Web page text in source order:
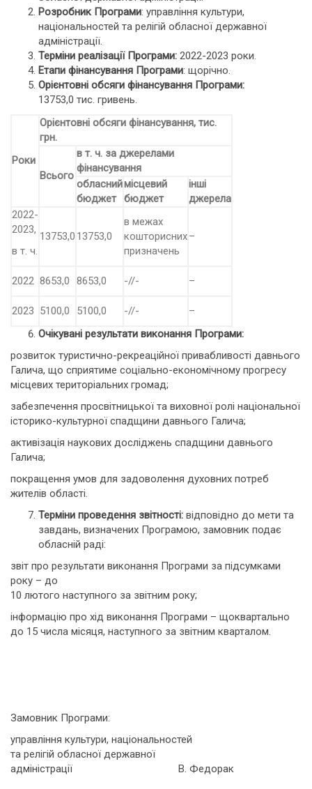
Розробник Програми: управління культури,
національностей та релігій обласної державної
адміністрації.
Терміни реалізації Програми: 2022-2023 роки.
Етапи фінансування Програми: щорічно.
Орієнтовні обсяги фінансування Програми:
13753,0 тис. гривень.
Роки
Орієнтовні обсяги фінансування, тис.
грн.
Всього
в т. ч. за джерелами
фінансування
обласний
бюджет
місцевий
бюджет
інші
джерела
2022-
2023,
в т. ч.
13753,0 13753,0
в межах
кошторисних
призначень
–
2022 8653,0 8653,0 -//- –
2023 5100,0 5100,0 -//-
–
Очікувані результати виконання Програми:
розвиток туристично-рекреаційної привабливості давнього
Галича, що сприятиме соціально-економічному прогресу
місцевих територіальних громад;
забезпечення просвітницької та виховної ролі національної
історико-культурної спадщини давнього Галича;
активізація наукових досліджень спадщини давнього
Галича;
покращення умов для задоволення духовних потреб
жителів області.
Терміни проведення звітності: відповідно до мети та
завдань, визначених Програмою, замовник подає
обласній раді:
звіт про результати виконання Програми за підсумками
року – до
10 лютого наступного за звітним року;
інформацію про хід виконання Програми – щоквартально
до 15 числа місяця, наступного за звітним кварталом.
Замовник Програми:
управління культури, національностей
та релігій обласної державної
адміністрації В. Федорак